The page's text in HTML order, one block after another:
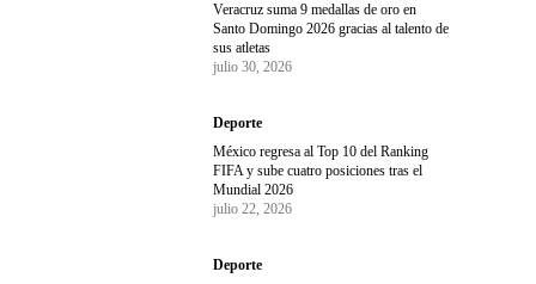
Veracruz suma 9 medallas de oro en
Santo Domingo 2026 gracias al talento de
sus atletas
julio 30, 2026
Deporte
México regresa al Top 10 del Ranking
FIFA y sube cuatro posiciones tras el
Mundial 2026
julio 22, 2026
Deporte